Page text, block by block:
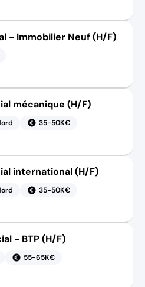
- Immobilier Neuf (H/F)
mécanique (H/F)
35-50K€
international (H/F)
35-50K€
- BTP (H/F)
55-65K€